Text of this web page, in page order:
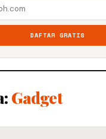
DAFTAR GRATIS
Gadget